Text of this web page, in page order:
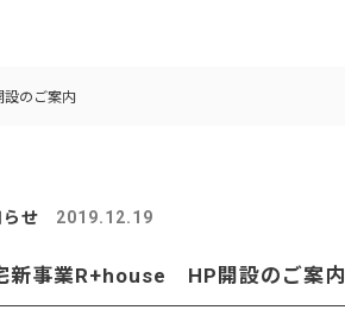
のご案内
らせ 2019.12.19
新事業R+house HP開設のご案内